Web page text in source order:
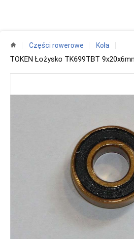
Części rowerowe Koła
TOKEN Łożysko TK699TBT